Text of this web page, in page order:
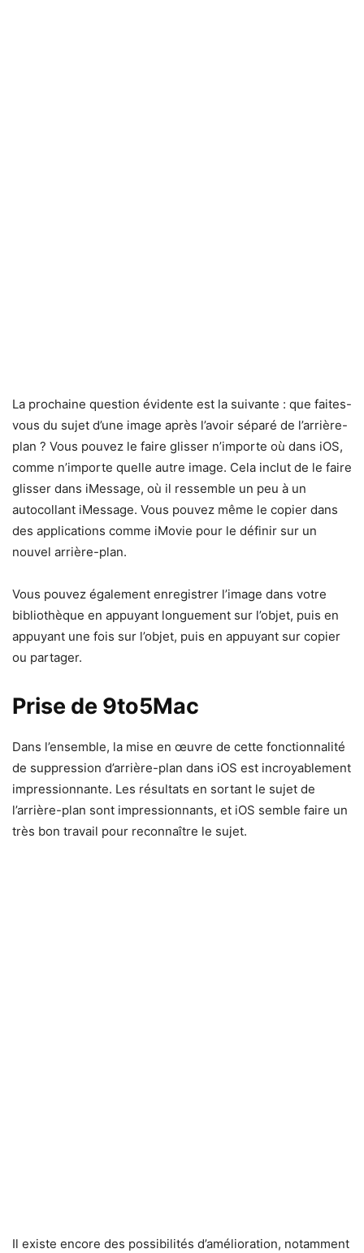
La prochaine question évidente est la suivante : que faites-
vous du sujet d’une image après l’avoir séparé de l’arrière-
plan ? Vous pouvez le faire glisser n’importe où dans iOS,
comme n’importe quelle autre image. Cela inclut de le faire
glisser dans iMessage, où il ressemble un peu à un
autocollant iMessage. Vous pouvez même le copier dans
des applications comme iMovie pour le définir sur un
nouvel arrière-plan.
Vous pouvez également enregistrer l’image dans votre
bibliothèque en appuyant longuement sur l’objet, puis en
appuyant une fois sur l’objet, puis en appuyant sur copier
ou partager.
Prise de 9to5Mac
Dans l’ensemble, la mise en œuvre de cette fonctionnalité
de suppression d’arrière-plan dans iOS est incroyablement
impressionnante. Les résultats en sortant le sujet de
l’arrière-plan sont impressionnants, et iOS semble faire un
très bon travail pour reconnaître le sujet.
Il existe encore des possibilités d’amélioration, notamment